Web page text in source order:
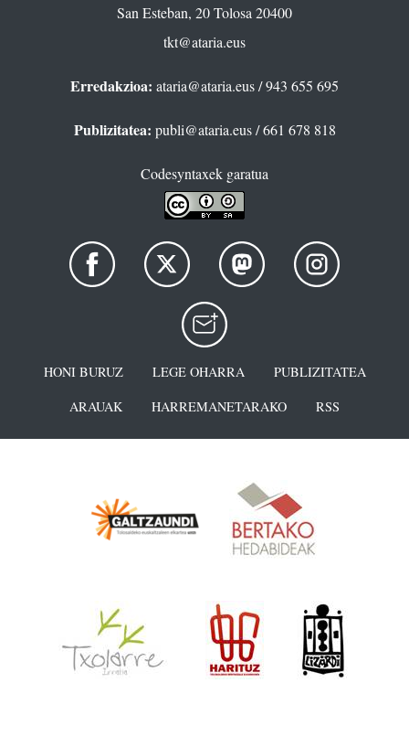
San Esteban, 20 Tolosa 20400
tkt@ataria.eus
Erredakzioa: ataria@ataria.eus/ 943 655 695
Publizitatea: publi@ataria.eus/ 661 678 818
Codesyntaxek garatua
HONI BURUZ LEGE OHARRA
PUBLIZITATEA
ARAUAK
HARREMANETARAKO RSS